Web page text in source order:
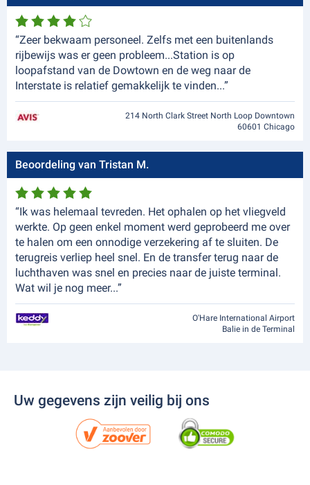
“Zeer bekwaam personeel. Zelfs met een buitenlands
rijbewijs was er geen probleem...Station is op
loopafstand van de Dowtown en de weg naar de
Interstate is relatief gemakkelijk te vinden...”
214 North Clark Street North Loop Downtown
60601 Chicago
Beoordeling van Tristan M.
“Ik was helemaal tevreden. Het ophalen op het vliegveld
werkte. Op geen enkel moment werd geprobeerd me over
te halen om een onnodige verzekering af te sluiten. De
terugreis verliep heel snel. En de transfer terug naar de
luchthaven was snel en precies naar de juiste terminal.
Wat wil je nog meer...”
O'Hare International Airport
Balie in de Terminal
Uw gegevens zijn veilig bij ons